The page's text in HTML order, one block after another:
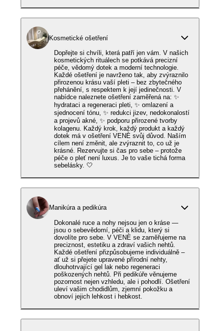
Kosmetické ošetření
Dopřejte si chvíli, která patří jen vám. V našich
kosmetických rituálech se potkává precizní
péče, vědomý dotek a moderní technologie.
Každé ošetření je navrženo tak, aby zvýraznilo
přirozenou krásu vaší pleti – bez zbytečného
přehánění, s respektem k její jedinečnosti. V
nabídce naleznete ošetření zaměřená na: ✨
hydrataci a regeneraci pleti, ✨ omlazení a
sjednocení tónu, ✨ redukci jizev, nedokonalostí
a projevů akné, ✨ podporu přirozené tvorby
kolagenu. Každý krok, každý produkt a každý
dotek má v ošetření VENÈ svůj důvod. Naším
cílem není změnit, ale zvýraznit to, co už je
krásné. Rezervujte si čas pro sebe – protože
péče o pleť není luxus. Je to vaše tichá forma
sebelásky. 🤍
Manikúra a pedikúra
Dokonalé ruce a nohy nejsou jen o kráse —
jsou o sebevědomí, péči a klidu, který si
dovolíte pro sebe. V VENÈ se zaměřujeme na
preciznost, estetiku a zdraví vašich nehtů.
Každé ošetření přizpůsobujeme individuálně –
ať už si přejete upravené přírodní nehty,
dlouhotrvající gel lak nebo regeneraci
poškozených nehtů. Při pedikúře věnujeme
pozornost nejen vzhledu, ale i pohodlí. Ošetření
uleví vašim chodidlům, zjemní pokožku a
obnoví jejich lehkost i hebkost.